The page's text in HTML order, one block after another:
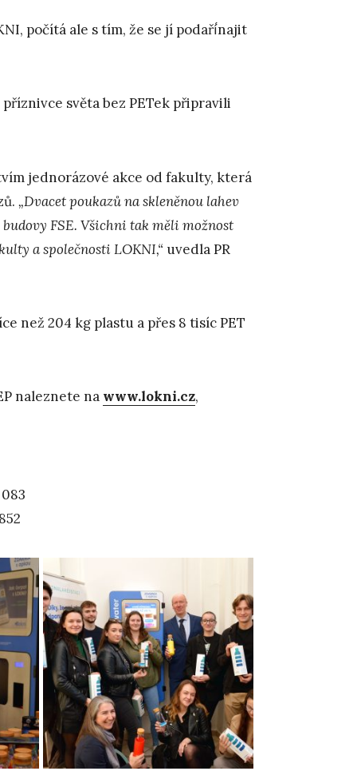
počítá ale s tím, že se jí podaří́najit
světa bez PETek připravili
jednorázové akce od fakulty, která
„Dvacet poukazů na skleněnou lahev
FSE. Všichni tak měli možnost
a společnosti LOKNI,“ uvedla PR
než 204 kg plastu a přes 8 tisíc PET
naleznete na www.lokni.cz,